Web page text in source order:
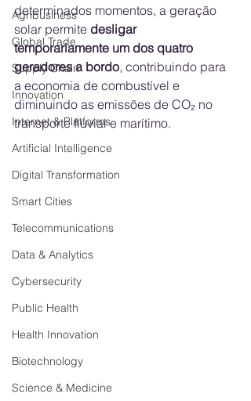
Agribusiness
Global Trade
Supply Chain
Innovation
Internet & Platforms
Artificial Intelligence
Digital Transformation
Smart Cities
Telecommunications
Data & Analytics
Cybersecurity
Public Health
Health Innovation
Biotechnology
Science & Medicine
determinados momentos, a geração
solar permite desligar
temporariamente um dos quatro
geradores a bordo, contribuindo para
a economia de combustível e
diminuindo as emissões de CO₂ no
transporte fluvial e marítimo.